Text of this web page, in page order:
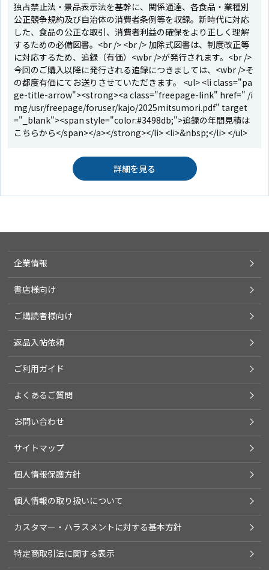
独占禁止法・景品表示法を基幹に、関係通達、各食品・業種別
公正競争規約及び自治体の消費者条例等を収録。新時代に対応
した、食品の公正な取引、消費者利益の確保をより正しく理解
するための必備図書。<br /> <br /> 加除式図書は、制度改正等
に対応するため、追録（有価）<wbr />が発行されます。<br />
今回のご購入以降に発行される追録につきましては、<wbr />そ
の都度有価にてお送りさせていただきます。 <ul> <li class="pa
ge-title-arrow"><strong><a class="freepage-link" href=" /i
mg/usr/freepage/foruser/kajo/2025mitsumori.pdf" target
="_blank"><span style="color:#3498db;">追録の年間見積は
こちらから</span></a></strong></li> <li>&nbsp;</li> </ul>
詳細を見る
企業情報
書店様向け
ご購読者様向け
返品入帖依頼
ご利用ガイド
よくあるご質問
お問い合わせ
サイトマップ
個人情報保護方針
個人情報の取り扱いについて
カスタマー・ハラスメントに対する基本方針
特定商取引法に関する表示